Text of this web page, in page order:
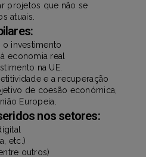
projetos que não se
atuais.
o investimento
economia real
na UE.
e a recuperação
de coesão económica,
Europeia.
nos setores:
etc.)
outros)